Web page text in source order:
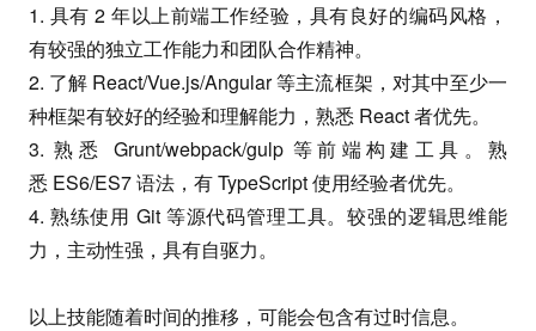
1. 具有 2 年以上前端工作经验，具有良好的编码风格，
有较强的独立工作能力和团队合作精神。
2. 了解 React/Vue.js/Angular 等主流框架，对其中至少一
种框架有较好的经验和理解能力，熟悉 React 者优先。
3. 熟悉 Grunt/webpack/gulp 等前端构建工具。熟
悉 ES6/ES7 语法，有 TypeScript 使用经验者优先。
4. 熟练使用 Git 等源代码管理工具。较强的逻辑思维能
力，主动性强，具有自驱力。
以上技能随着时间的推移，可能会包含有过时信息。